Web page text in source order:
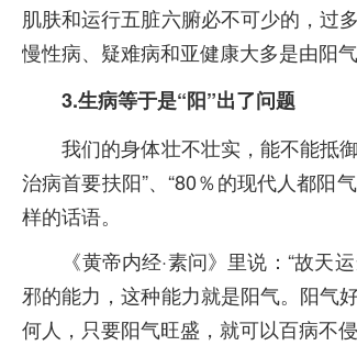
肌肤和运行五脏六腑必不可少的，过
慢性病、疑难病和亚健康大多是由阳
3.生病等于是“阳”出了问题
我们的身体壮不壮实，能不能抵御
治病首要扶阳”、“80％的现代人都阳
样的话语。
《黄帝内经·素问》里说：“故天运
邪的能力，这种能力就是阳气。阳气
何人，只要阳气旺盛，就可以百病不侵